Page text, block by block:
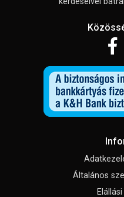
Általános